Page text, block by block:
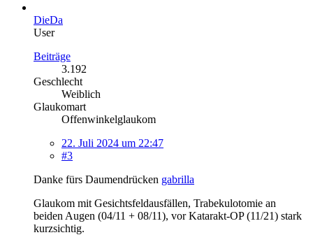
DieDa
User
Beiträge
3.192
Geschlecht
Weiblich
Glaukomart
Offenwinkelglaukom
22. Juli 2024 um 22:47
#3
Danke fürs Daumendrücken gabrilla
Glaukom mit Gesichtsfeldausfällen, Trabekulotomie an
beiden Augen (04/11 + 08/11), vor Katarakt-OP (11/21) stark
kurzsichtig.